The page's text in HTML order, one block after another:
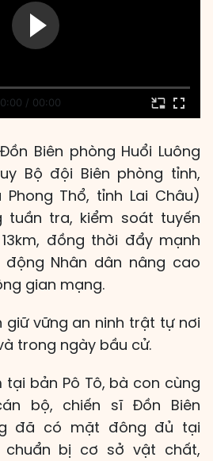
/ 00:00
Biên phòng Huổi Luông
Bộ đội Biên phòng tỉnh,
Thổ, tỉnh Lai Châu)
tuần tra, kiểm soát tuyến
đồng thời đẩy mạnh
động Nhân dân nâng cao
gian mạng.
giữ vững an ninh trật tự nơi
trong ngày bầu cử.
bản Pô Tô, bà con cùng
bộ, chiến sĩ Đồn Biên
đã có mặt đông đủ tại
bị cơ sở vật chất,